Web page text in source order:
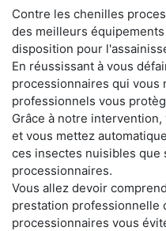
Contre les chenilles
des meilleurs
disposition pour
En réussissant à vous
processionnaires qui vous
professionnels vous
Grâce à notre
et vous mettez
ces insectes nuisibles que
processionnaires.
Vous allez devoir
prestation professionnelle
processionnaires vous